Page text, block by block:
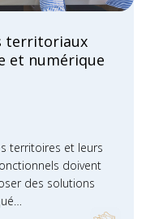
territoriaux
et numérique
territoires et leurs
doivent
des solutions